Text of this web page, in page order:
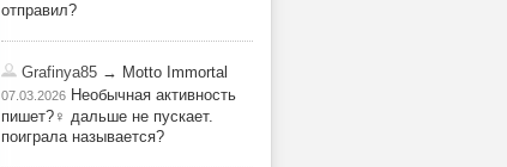
отправил?
Grafinya85 → Motto Immortal
07.03.2026 Необычная активность
пишет?‍♀️ дальше не пускает.
поиграла называется?